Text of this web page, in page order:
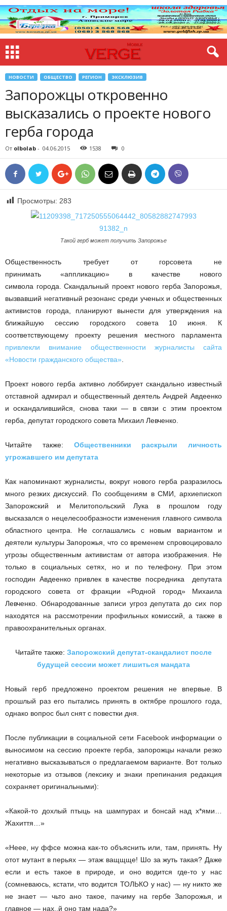
НОВОСТИ ОБЩЕСТВО РЕГИОН ЭКСКЛЮЗИВ
Запорожцы откровенно
высказались о проекте нового
герба города
От olbolab - 04.06.2015 1538 0
Просмотры: 283
Такой герб может получить Запорожье
Общественность требует от горсовета не
принимать «аппликацию» в качестве нового
символа города. Скандальный проект нового герба Запорожья,
вызвавший негативный резонанс среди ученых и общественных
активистов города, планируют вынести для утверждения на
ближайшую сессию городского совета 10 июня. К
соответствующему проекту решения местного парламента
привлекли внимание общественности журналисты сайта
«Новости гражданского общества»
Проект нового герба активно лоббирует скандально известный
отставной адмирал и общественный деятель Андрей Авдеенко
и оскандалившийся, снова таки — в связи с этим проектом
герба, депутат городского совета Михаил Левченко.
Читайте также: Общественники раскрыли личность
угрожавшего им депутата
Как напоминают журналисты, вокруг нового герба разразилось
много резких дискуссий. По сообщениям в СМИ, архиепископ
Запорожский и Мелитопольский Лука в прошлом году
высказался о нецелесообразности изменения главного символа
областного центра. Не соглашались с новым вариантом и
деятели культуры Запорожья, что со временем спровоцировало
угрозы общественным активистам от автора изображения. Не
только в социальных сетях, но и по телефону. При этом
господин Авдеенко привлек в качестве посредника депутата
городского совета от фракции «Родной город» Михаила
Левченко. Обнародованные записи угроз депутата до сих пор
находятся на рассмотрении профильных комиссий, а также в
правоохранительных органах.
Читайте также: Запорожский депутат-скандалист после
будущей сессии может лишиться мандата
Новый герб предложено проектом решения не впервые. В
прошлый раз его пытались принять в октябре прошлого года,
однако вопрос был снят с повестки дня.
После публикации в социальной сети Facebook информации о
выносимом на сессию проекте герба, запорожцы начали резко
негативно высказываться о предлагаемом варианте. Вот только
некоторые из отзывов (лексику и знаки препинания редакция
сохраняет оригинальными):
«Какой-то дохлый птыць на шампурах и бонсай над х*ями…
Жахиття…»
«Неее, ну ффсе можна как-то объяснить или, там, принять. Ну
отот мутант в перьях — этаж ващщще! Шо за жуть такая? Даже
если и есть такое в природе, и оно водится где-то у нас
(сомневаюсь, кстати, что водится ТОЛЬКО у нас) — ну никто же
не знает — чьто ано такое, пачиму на гербе Запорожья, и
главное — нах..й оно там нада?»